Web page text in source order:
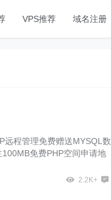
VPS推荐 域名注册
远程管理免费赠送MYSQL数
免费PHP空间申请地
2.2K+